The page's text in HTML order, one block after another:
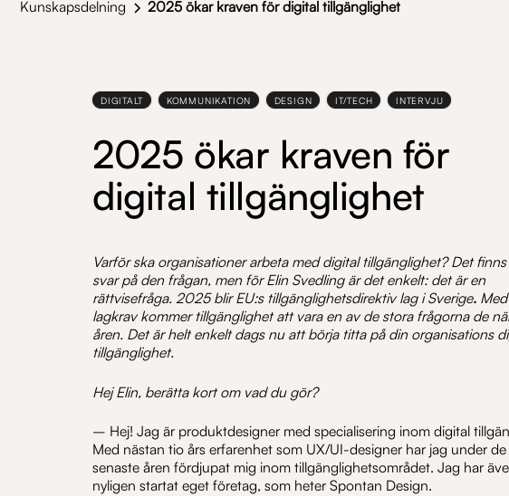
Kunskapsdelning 2025 ökar kraven för digital tillgänglighet
DIGITALT KOMMUNIKATION DESIGN IT/TECH INTERVJU
2025 ökar kraven för
digital tillgänglighet
Varför ska organisationer arbeta med digital tillgänglighet? Det
svar på den frågan, men för Elin Svedling är det enkelt: det är en
rättvisefråga. 2025 blir EU:s tillgänglighetsdirektiv lag i Sverige.
lagkrav kommer tillgänglighet att vara en av de stora frågorna de
åren. Det är helt enkelt dags nu att börja titta på din organisations
tillgänglighet.
HejElin, berätta kort om vad du gör?
– Hej! Jag är produktdesigner med specialisering inom digital
Med nästan tio års erfarenhet som UX/UI-designer har jag under de
senaste åren fördjupat mig inom tillgänglighetsområdet. Jag har
nyligen startat eget företag, som heter Spontan Design.